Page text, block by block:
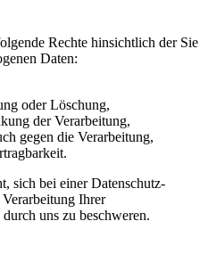
Rechte hinsichtlich der Sie
Daten:
oder Löschung,
der Verarbeitung,
gegen die Verarbeitung,
sich bei einer Datenschutz-
Ihrer
uns zu beschweren.